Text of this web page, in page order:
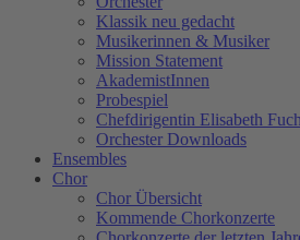
Klassik neu gedacht
Musikerinnen & Musiker
Mission Statement
AkademistInnen
Probespiel
Chefdirigentin Elisabeth
Orchester Downloads
Ensembles
Chor
Chor Übersicht
Kommende Chorkonzerte